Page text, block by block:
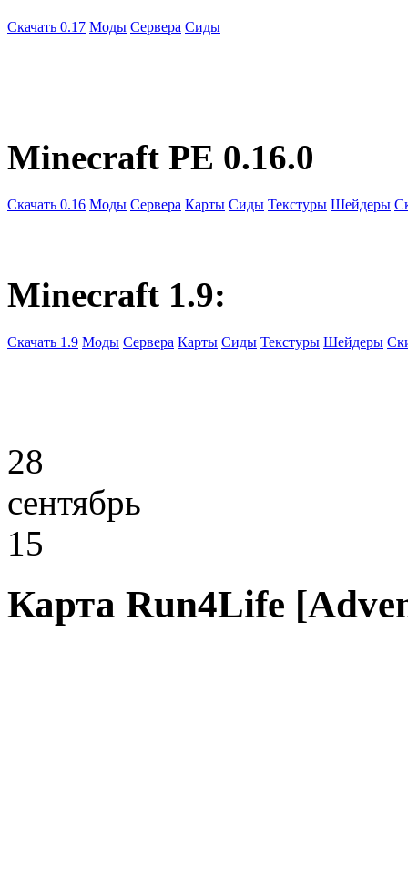
Скачать 0.17 Моды Сервера Сиды
Minecraft PE 0.16.0
Скачать 0.16 Моды Сервера Карты Сиды Текстуры Шейдеры
Minecraft 1.9:
Скачать 1.9 Моды Сервера Карты Сиды Текстуры Шейдеры
28
сентябрь
15
Карта Run4Life